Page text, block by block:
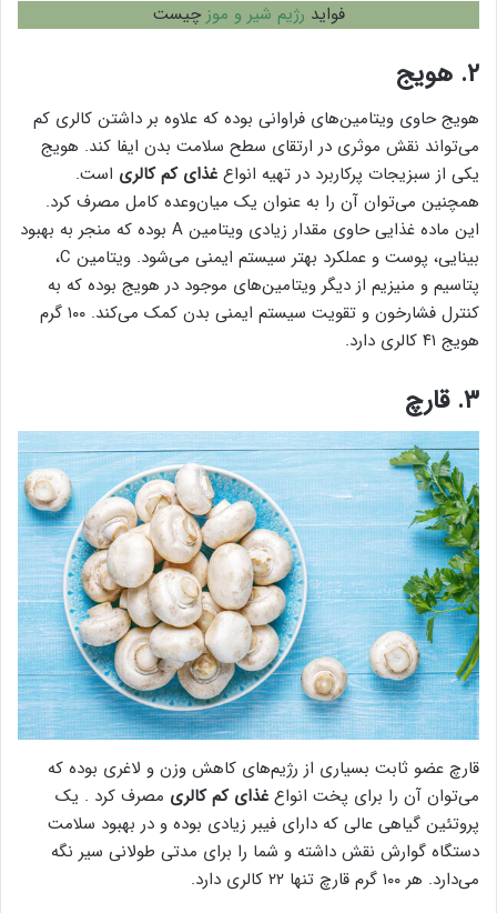
فواید رژیم شیر و موزچیست
۲. هویج
هویج حاوی ویتامین‌های فراوانی بوده که علاوه بر داشتن کالری کم
می‌تواند نقش موثری در ارتقای سطح سلامت بدن ایفا کند. هویج
یکی از سبزیجات پرکاربرد در تهیه انواع غذای کم کالری است.
همچنین می‌توان آن را به عنوان یک میان‌وعده کامل مصرف کرد.
این ماده غذایی حاوی مقدار زیادی ویتامین A بوده که منجر به بهبود
بینایی، پوست و عملکرد بهتر سیستم ایمنی می‌شود. ویتامین C،
پتاسیم و منیزیم از دیگر ویتامین‌های موجود در هویج بوده که به
کنترل فشارخون و تقویت سیستم ایمنی بدن کمک می‌کند. ۱۰۰ گرم
هویج ۴۱ کالری دارد.
۳. قارچ
قارچ عضو ثابت بسیاری از رژیم‌های کاهش وزن و لاغری بوده که
می‌توان آن را برای پخت انواع غذای کم کالری مصرف کرد . یک
پروتئین گیاهی عالی که دارای فیبر زیادی بوده و در بهبود سلامت
دستگاه گوارش نقش داشته و شما را برای مدتی طولانی سیر نگه
می‌دارد. هر ۱۰۰ گرم قارچ تنها ۲۲ کالری دارد.